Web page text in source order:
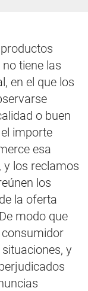
tiene las
en el que los
o buen
importe
esa
y los reclamos
los
la oferta
modo que
consumidor
y